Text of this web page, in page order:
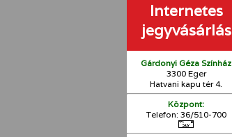
Internetes
jegyvásárlás
Gárdonyi Géza Színház
3300 Eger
Hatvani kapu tér 4.
Központ:
Telefon: 36/510-700